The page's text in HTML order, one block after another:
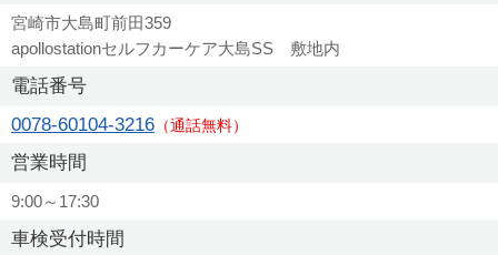
宮崎市大島町前田359
apollostationセルフカーケア大島SS 敷地内
電話番号
0078-60104-3216 （通話無料）
営業時間
9:00～17:30
車検受付時間